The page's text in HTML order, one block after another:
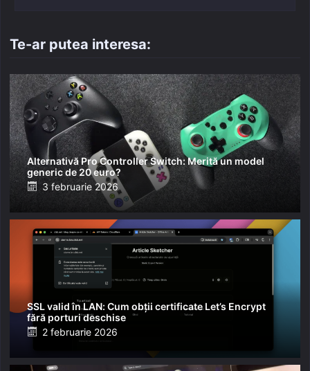
Te-ar putea interesa:
Alternativă Pro Controller Switch: Merită un model
generic de 20 euro?
Posted
3 februarie 2026
SSL valid în LAN: Cum obții certificate Let’s Encrypt
fără porturi deschise
Posted
2 februarie 2026